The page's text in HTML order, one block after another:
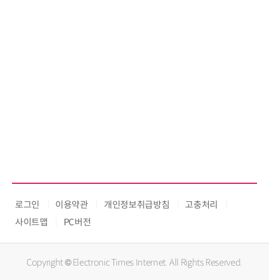
로그인 이용약관 개인정보취급방침
고충처리
사이트맵
PC버전
Copyright © Electronic Times Internet. All Rights Reserved.